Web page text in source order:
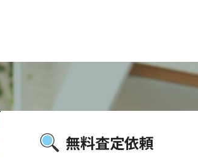
無料査定依頼